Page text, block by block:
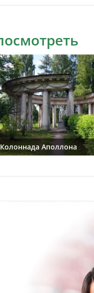
Колоннада Аполлона